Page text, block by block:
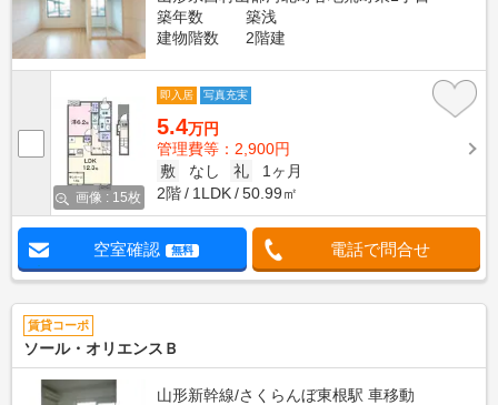
築年数
築浅
建物階数
2階建
画像 : 15枚
即入居 写真充実
5.4万円
管理費等：2,900円
敷
なし 礼
1ヶ月
2階
1LDK 50.99㎡
空室確認 無料 電話で問合せ
賃貸コーポ
ソール・オリエンスＢ
山形新幹線/さくらんぼ東根駅 車移動